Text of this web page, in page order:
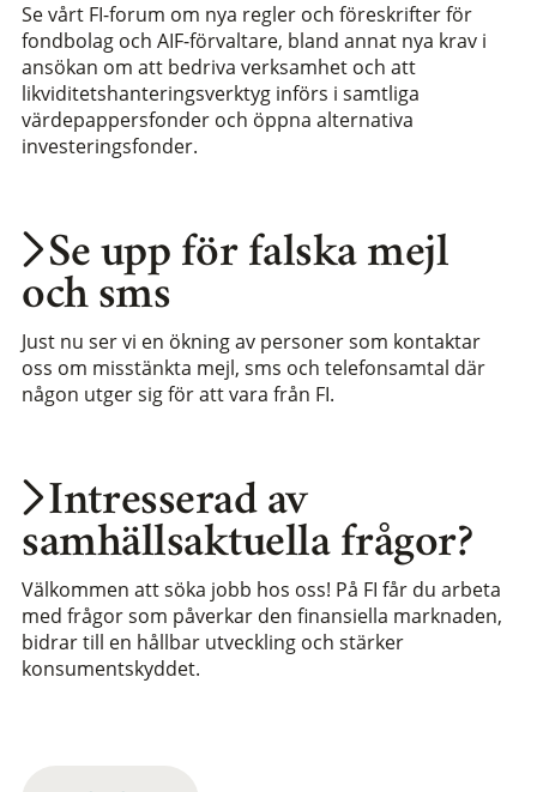
Intresserad av
samhällsaktuella frågor?
Välkommen att söka jobb hos oss! På FI får du arbeta
med frågor som påverkar den finansiella marknaden,
bidrar till en hållbar utveckling och stärker
konsumentskyddet.
Se upp för falska mejl
och sms
Just nu ser vi en ökning av personer som kontaktar
oss om misstänkta mejl, sms och telefonsamtal där
någon utger sig för att vara från FI.
Se vårt FI-forum om nya regler och föreskrifter för
fondbolag och AIF-förvaltare, bland annat nya krav i
ansökan om att bedriva verksamhet och att
likviditetshanteringsverktyg införs i samtliga
värdepappersfonder och öppna alternativa
investeringsfonder.